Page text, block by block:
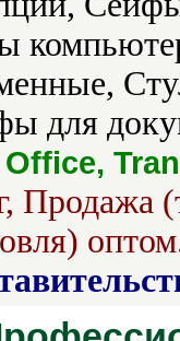
для
Office,
Продажа